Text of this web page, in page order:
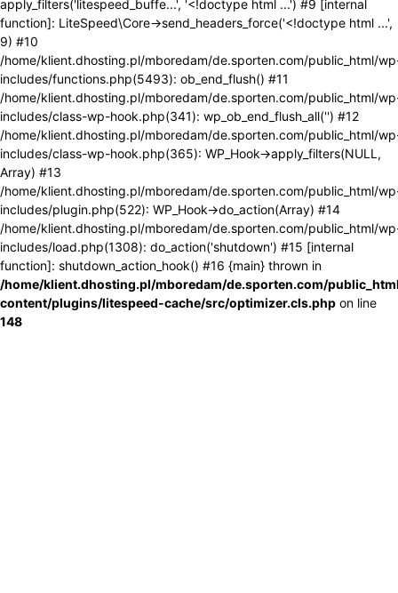
apply_filters('litespeed_buffe...', '<!doctype html ...') #9 [internal
function]: LiteSpeed\Core->send_headers_force('<!doctype html ...',
9) #10
/home/klient.dhosting.pl/mboredam/de.sporten.com/public_html/
includes/functions.php(5493): ob_end_flush() #11
/home/klient.dhosting.pl/mboredam/de.sporten.com/public_html/
includes/class-wp-hook.php(341): wp_ob_end_flush_all('') #12
/home/klient.dhosting.pl/mboredam/de.sporten.com/public_html/
includes/class-wp-hook.php(365): WP_Hook->apply_filters(NULL,
Array) #13
/home/klient.dhosting.pl/mboredam/de.sporten.com/public_html/
includes/plugin.php(522): WP_Hook->do_action(Array) #14
/home/klient.dhosting.pl/mboredam/de.sporten.com/public_html/
includes/load.php(1308): do_action('shutdown') #15 [internal
function]: shutdown_action_hook() #16 {main} thrown in
/home/klient.dhosting.pl/mboredam/de.sporten.com/
content/plugins/litespeed-cache/src/optimizer.cls.php on line
148